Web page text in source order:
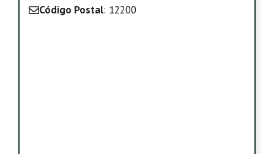
Código Postal: 12200